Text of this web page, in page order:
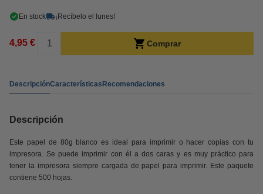
En stock ¡Recíbelo el lunes!
4,95 € Comprar
DescripciónCaracterísticasRecomendaciones
Descripción
Este papel de 80g blanco es ideal para imprimir o hacer copias con tu
impresora. Se puede imprimir con él a dos caras y es muy práctico para
tener la impresora siempre cargada de papel para imprimir. Este paquete
contiene 500 hojas.